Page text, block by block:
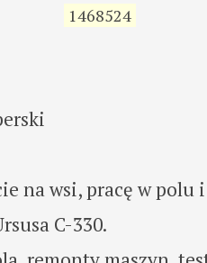
1468524
na wsi, pracę w polu
C-330.